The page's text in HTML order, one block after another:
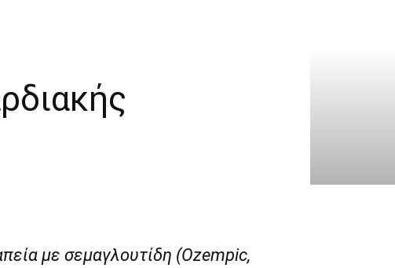
με σεμαγλουτίδη (Ozempic,